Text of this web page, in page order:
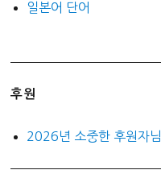
일본어 단어
후원
2026년 소중한 후원자님